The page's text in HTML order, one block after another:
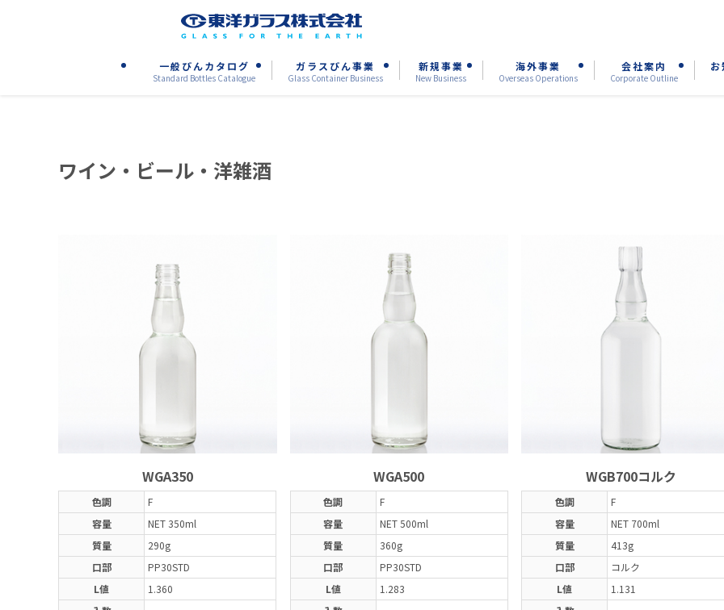
一般びんカタログ
Standard Bottles Catalogue
ガラスびん事業
Glass Container Business
新規事業
New Business
海外事業
Overseas Operations
会社案内
Corporate Outline
ワイン・ビール・洋雑酒
WGA350
色調
F
容量
NET 350ml
質量
290g
口部
PP30STD
L値
1.360
WGA500
色調
F
容量
NET 500ml
質量
360g
口部
PP30STD
L値
1.283
WGB700コルク
色調
F
容量
NET 700ml
質量
413g
口部
コルク
L値
1.131